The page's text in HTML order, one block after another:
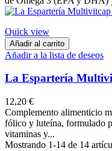
Quick view
Añadir al carrito
Añadir a la lista de deseos
La Espartería
12,20 €
Complemento alimenticio
fólico y luteína, formulado
vitaminas y...
Mostrando 1-14 de 14